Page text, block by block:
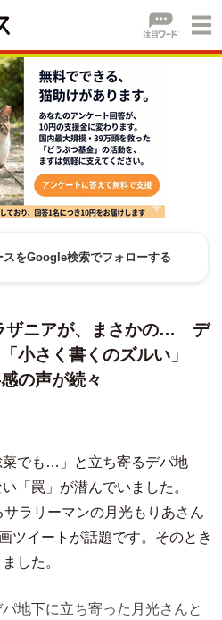
スをGoogle検索でフォローする
ザニアが、まさかの… デ
小さく書くのズルい」
の声が続々
菜でも…」と立ち寄るデパ地
「罠」が潜んでいました。
ラリーマンの月光もりあさん
ツイートが話題です。そのとき
した。
地下に立ち寄った月光さんと